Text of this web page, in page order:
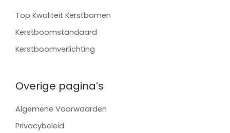
Top Kwaliteit Kerstbomen
Kerstboomstandaard
Kerstboomverlichting
Overige pagina’s
Algemene Voorwaarden
Privacybeleid